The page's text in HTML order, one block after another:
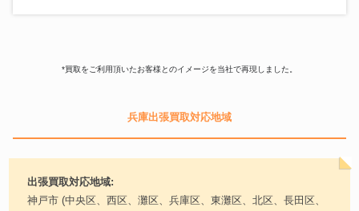
*買取をご利用頂いたお客様とのイメージを当社で再現しました。
兵庫出張買取対応地域
出張買取対応地域:
神戸市 (中央区、西区、灘区、兵庫区、東灘区、北区、長田区、